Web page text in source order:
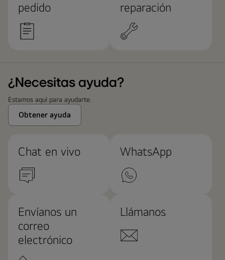
pedido
reparación
¿Necesitas ayuda?
Estamos aquí para ayudarte.
Obtener ayuda
Chat en vivo WhatsApp
Envíanos un
correo
electrónico
Llámanos